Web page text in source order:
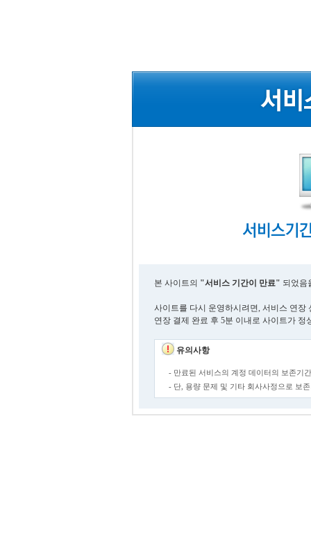
본 사이트의 "서비스 기간이 만료" 되었음
사이트를 다시 운영하시려면, 서비스 연장
연장 결제 완료 후 5분 이내로 사이트가 정
유의사항
- 만료된 서비스의 계정 데이터의 보존기
- 단, 용량 문제 및 기타 회사사정으로 보